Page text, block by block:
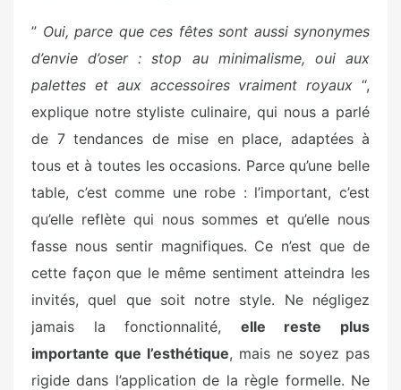
” Oui, parce que ces fêtes sont aussi synonymes
d’envie d’oser : stop au minimalisme, oui aux
palettes et aux accessoires vraiment royaux “,
explique notre styliste culinaire, qui nous a parlé
de 7 tendances de mise en place, adaptées à
tous et à toutes les occasions. Parce qu’une belle
table, c’est comme une robe : l’important, c’est
qu’elle reflète qui nous sommes et qu’elle nous
fasse nous sentir magnifiques. Ce n’est que de
cette façon que le même sentiment atteindra les
invités, quel que soit notre style. Ne négligez
jamais la fonctionnalité, elle reste plus
importante que l’esthétique, mais ne soyez pas
rigide dans l’application de la règle formelle. Ne